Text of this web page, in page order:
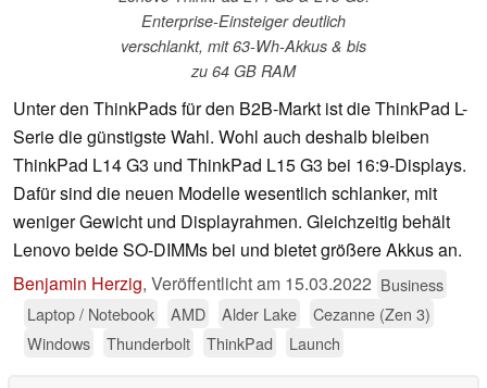
Enterprise-Einsteiger deutlich
verschlankt, mit 63-Wh-Akkus & bis
zu 64 GB RAM
Unter den ThinkPads für den B2B-Markt ist die ThinkPad L-
Serie die günstigste Wahl. Wohl auch deshalb bleiben
ThinkPad L14 G3 und ThinkPad L15 G3 bei 16:9-Displays.
Dafür sind die neuen Modelle wesentlich schlanker, mit
weniger Gewicht und Displayrahmen. Gleichzeitig behält
Lenovo beide SO-DIMMs bei und bietet größere Akkus an.
Benjamin Herzig, Veröffentlicht am 15.03.2022 Business
Laptop / Notebook
AMD Alder Lake
Cezanne (Zen 3)
Windows
Thunderbolt ThinkPad Launch